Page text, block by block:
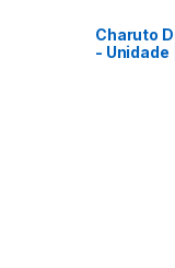
Charuto
- Unidade